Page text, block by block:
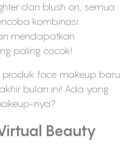
dan blush on, semua
kombinasi
mendapatkan
paling cocok!
face makeup baru
bulan ini! Ada yang
nya?
Beauty